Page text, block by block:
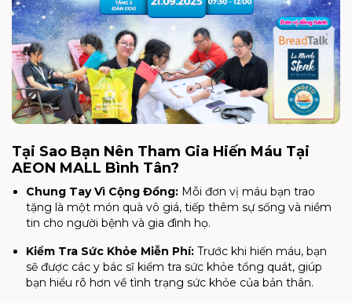
Tại Sao Bạn Nên Tham Gia Hiến Máu Tại
AEON MALL Bình Tân?
Chung Tay Vì Cộng Đồng: Mỗi đơn vị máu bạn trao
tặng là một món quà vô giá, tiếp thêm sự sống và niềm
tin cho người bệnh và gia đình họ.
Kiểm Tra Sức Khỏe Miễn Phí: Trước khi hiến máu, bạn
sẽ được các y bác sĩ kiểm tra sức khỏe tổng quát, giúp
bạn hiểu rõ hơn về tình trạng sức khỏe của bản thân.